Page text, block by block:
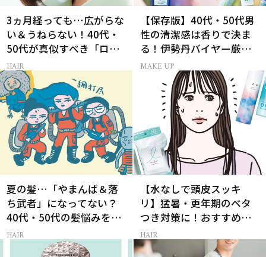
3ヵ月経っても…広がらな
い＆うねらない！40代・
50代が真似すべき「ロー
レイヤーボブ」
HAIR
【保存版】40代・50代男
性の清潔感は香りで決ま
る！伊勢丹バイヤー厳選
フレグランス15選
MAKE UP
夏の髪…「やまんば＆落
ち武者」になってない？
40代・50代の髪悩みをレ
スキューする裏ワザ
HAIR
【水なしで頭皮スッキ
リ】猛暑・更年期のベタ
つき対策に！おすすめ最
新ドライシャンプー4選
HAIR